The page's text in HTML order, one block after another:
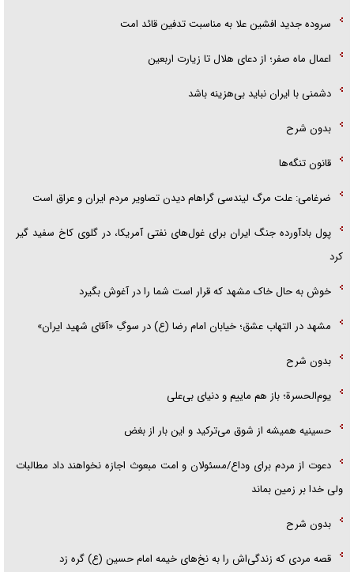
سروده جدید افشین علا به مناسبت تدفین قائد امت
اعمال ماه صفر؛ از دعای هلال تا زیارت اربعین
دشمنی با ایران نباید بی‌هزینه باشد
بدون شرح
قانون تنگه‌ها
ضرغامی: علت مرگ لیندسی گراهام دیدن تصاویر مردم ایران و عراق است
پول بادآورده جنگ ایران برای غول‌های نفتی آمریکا، در گلوی کاخ سفید گیر
کرد
خوش به حال خاک مشهد که قرار است شما را در آغوش بگیرد
مشهد در التهاب عشق؛ خیابان امام رضا (ع) در سوگِ «آقای شهید ایران»
بدون شرح
یوم‌الحسرة؛ باز هم ماییم و دنیای بی‌علی
حسینیه همیشه از شوق می‌ترکید و این بار از بغض
دعوت از مردم برای وداع/مسئولان و امت مبعوث اجازه نخواهند داد مطالبات
ولی خدا بر زمین بماند
بدون شرح
قصه مردی که زندگی‌اش را به نخ‌های خیمه امام حسین (ع) گره زد